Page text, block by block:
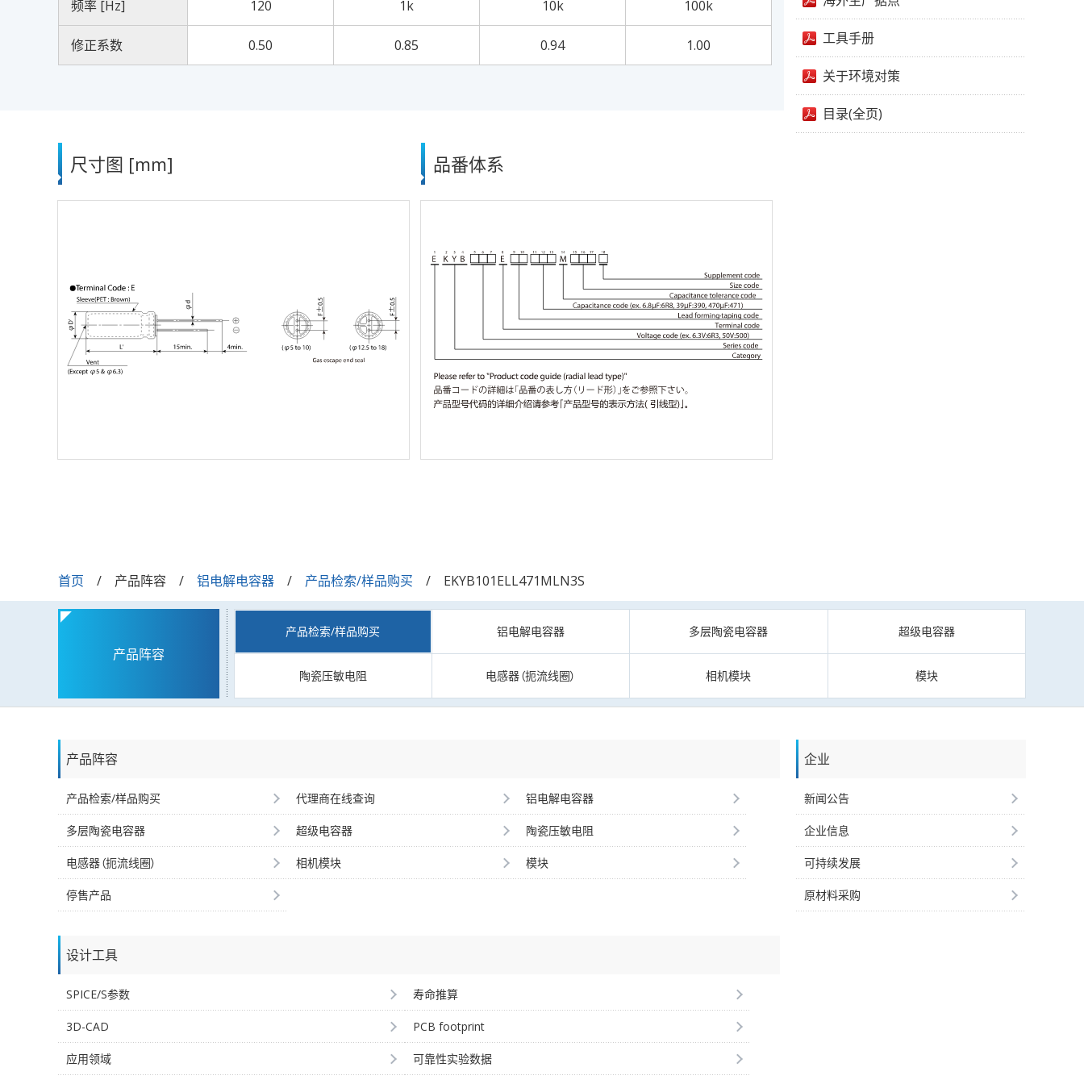
频率 [Hz] 120 1k 10k 100k
修正系数 0.50 0.85 0.94 1.00
尺寸图 [mm] 品番体系
工具手册
关于环境对策
目录(全页)
首页 产品阵容 铝电解电容器 产品检索/样品购买 EKYB101ELL471MLN3S
产品阵容
产品检索/样品购买 铝电解电容器 多层陶瓷电容器 超级电容器
陶瓷压敏电阻 电感器（扼流线圈） 相机模块 模块
产品阵容
产品检索/样品购买 代理商在线查询 铝电解电容器
多层陶瓷电容器 超级电容器 陶瓷压敏电阻
电感器（扼流线圈） 相机模块 模块
停售产品
设计工具
SPICE/S参数 寿命推算
3D-CAD PCB footprint
应用领域 可靠性实验数据
企业
新闻公告
企业信息
可持续发展
原材料采购